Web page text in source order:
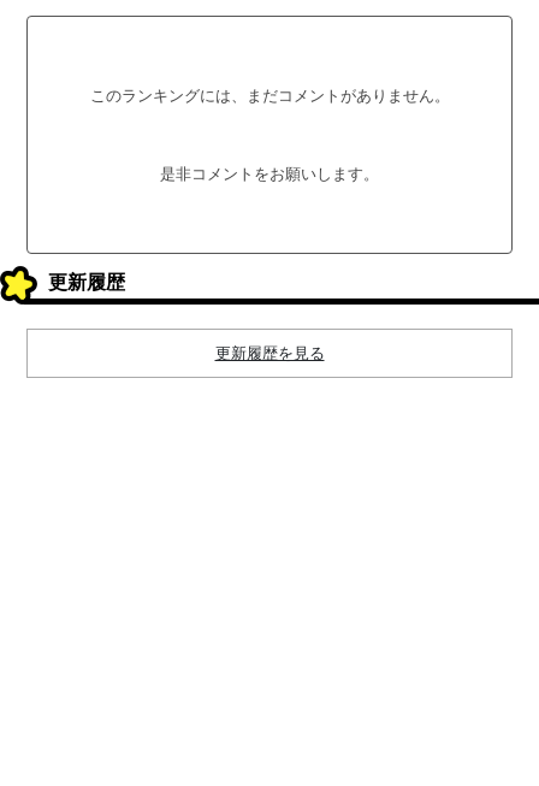
このランキングには、まだコメントがありません。
是非コメントをお願いします。
更新履歴
更新履歴を見る